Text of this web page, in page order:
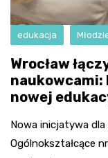
edukacja
Wrocław
naukowcami:
nowej
Nowa inicjatywa dla
Ogólnokształcące